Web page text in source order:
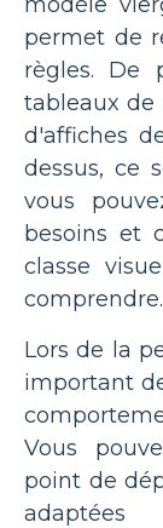
permet de
règles. De
tableaux de
d'affiches
dessus, ce
vous
besoins et
classe
comprendre.
Lors de la
important
Vous
point de